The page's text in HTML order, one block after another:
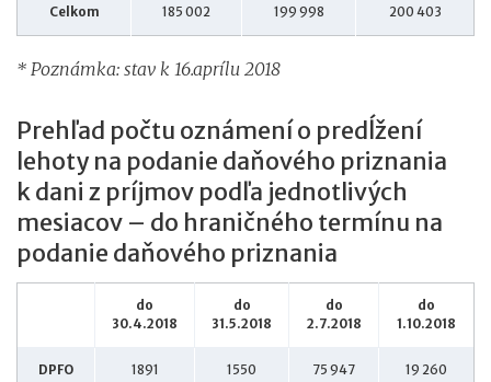
Celkom 185 002 199 998 200 403
* Poznámka: stav k 16.aprílu 2018
Prehľad počtu oznámení o predĺžení
lehoty na podanie daňového priznania
k dani z príjmov podľa jednotlivých
mesiacov – do hraničného termínu na
podanie daňového priznania
do
30.4.2018
do
31.5.2018
do
2.7.2018
do
1.10.2018
DPFO 1891 1550 75 947 19 260